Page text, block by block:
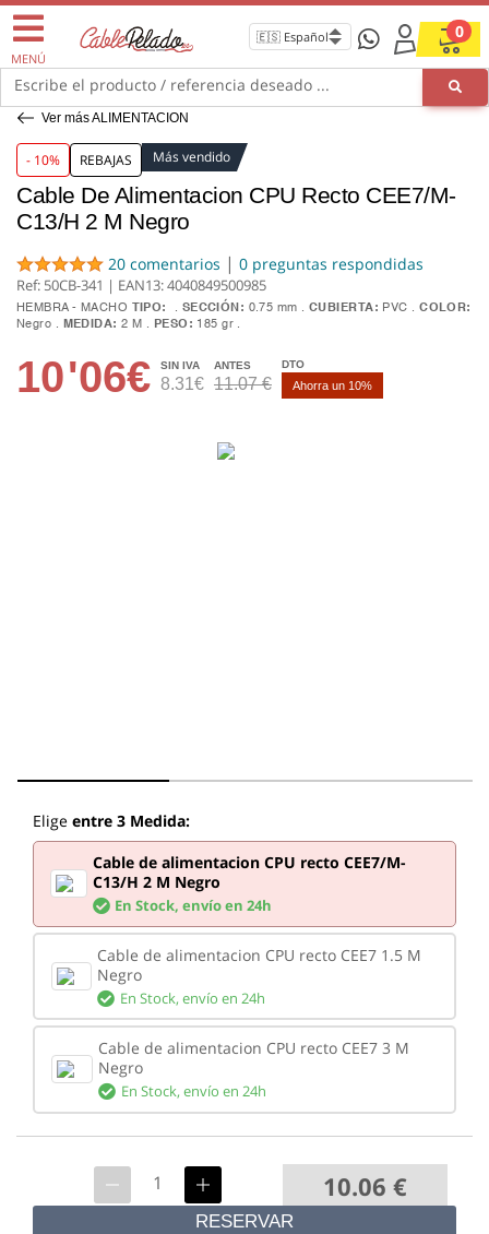
MENÚ
0
Escribe el producto / referencia deseado ...
Ver más ALIMENTACION
- 10% REBAJAS Más vendido
Cable De Alimentacion CPU Recto CEE7/M-
C13/H 2 M Negro
20 comentarios | 0 preguntas respondidas
Ref: 50CB-341 | EAN13:4040849500985
HEMBRA - MACHO TIPO: SECCIÓN: 0.75 mm CUBIERTA: PVC
COLOR:
Negro
MEDIDA: 2 M PESO: 185 gr
10'06€ SIN IVA
8.31€
ANTES
11.07 €
DTO
Ahorra un 10%
Elige entre 3 Medida:
Cable de alimentacion CPU recto CEE7/M-
C13/H 2 M Negro
En Stock,envío en 24h
Cable de alimentacion CPU recto CEE7 1.5 M
Negro
En Stock, envío en 24h
Cable de alimentacion CPU recto CEE7 3 M
Negro
En Stock, envío en 24h
10.06 €
RESERVAR